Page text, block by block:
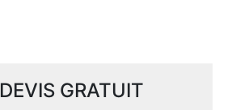
DEVIS GRATUIT